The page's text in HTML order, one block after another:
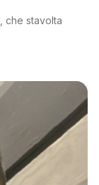
che stavolta